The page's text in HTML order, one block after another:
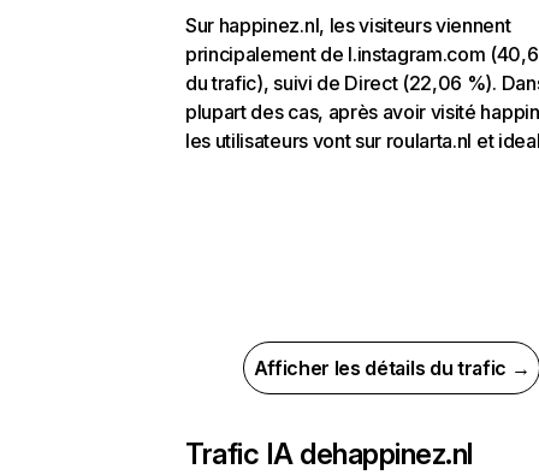
Sur happinez.nl, les visiteurs viennent
principalement de l.instagram.com
du trafic), suivi de Direct (22,06 %).
plupart des cas, après avoir visité
les utilisateurs vont sur roularta.nl et
Afficher les détails du trafic →
Trafic IA dehappinez.nl